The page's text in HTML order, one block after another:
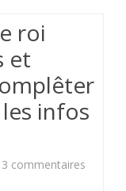
XVI
à
Michel
roi
et
infos
commentaires